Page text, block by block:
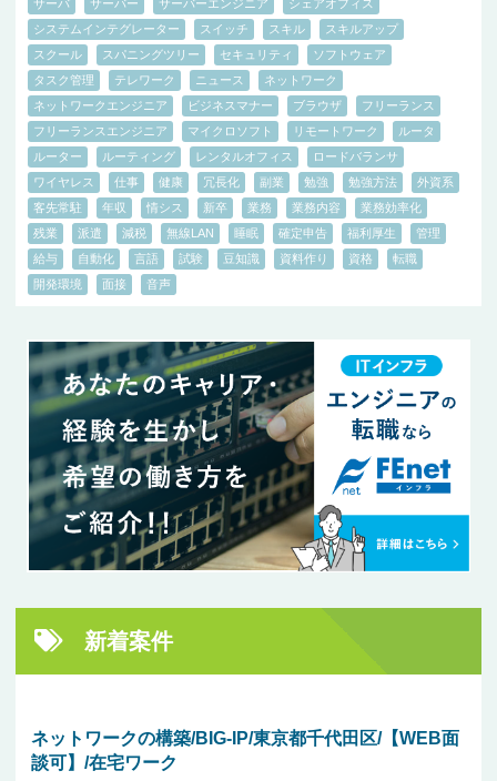
サーバ サーバー サーバーエンジニア
シェアオフィス
システムインテグレーター
スイッチ スキル
スキルアップ
スクール
スパニングツリー セキュリティ
ソフトウェア
タスク管理
テレワーク ニュース
ネットワーク
ネットワークエンジニア
ビジネスマナー ブラウザ
フリーランス
フリーランスエンジニア
マイクロソフト リモートワーク
ルータ
ルーター
ルーティング レンタルオフィス
ロードバランサ
ワイヤレス
仕事 健康 冗長化 副業 勉強 勉強方法
外資系
客先常駐
年収 情シス 新卒 業務 業務内容
業務効率化
残業
派遣 減税 無線LAN 睡眠 確定申告 福利厚生
管理
給与
自動化 言語 試験 豆知識 資料作り 資格
転職
開発環境
面接 音声
新着案件
ネットワークの構築/BIG-IP/東京都千代田区/【WEB面
談可】/在宅ワーク